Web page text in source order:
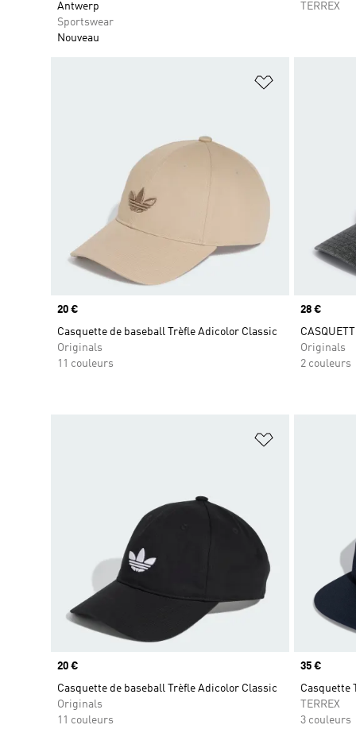
Antwerp
Sportswear
Nouveau
TERREX
Prix
20 €
Casquette de baseball Trèfle Adicolor Classic
Originals
11 couleurs
Prix
28 €
Originals
2 couleurs
Prix
20 €
Casquette de baseball Trèfle Adicolor Classic
Originals
11 couleurs
Prix
35 €
Casquette
TERREX
3 couleurs